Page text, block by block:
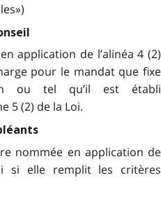
application de l’alinéa 4 (2)
pour le mandat que fixe
ou tel qu’il est établi
5 (2) de la Loi.
nommée en application de
si elle remplit les critères